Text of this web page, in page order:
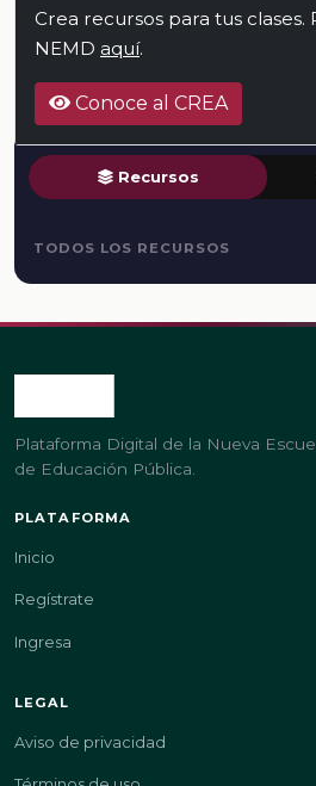
Crea recursos para tus clases.
NEMD aquí.
Conoce al CREA
Recursos
TODOS LOS RECURSOS
Plataforma Digital de la Nueva
de Educación Pública.
PLATAFORMA
Inicio
Regístrate
Ingresa
LEGAL
Aviso de privacidad